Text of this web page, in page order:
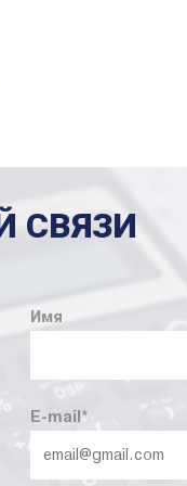
СВЯЗИ
Имя
E-mail *